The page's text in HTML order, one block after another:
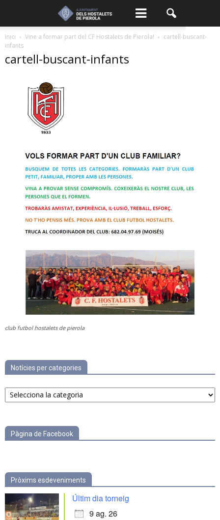
Inici Vine a formar part del CF Hostalets de Pierola!
cartell-buscant-
infants
cartell-buscant-infants
club futbol hostalets de pierola
Notícies per categories
Notícies
per
Pàgina de Facebook
Pròxims esdeveniments
Últim dia torneig
9 ag. 26